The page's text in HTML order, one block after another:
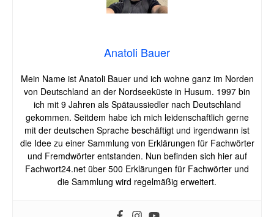
Anatoli Bauer
Mein Name ist Anatoli Bauer und ich wohne ganz im Norden
von Deutschland an der Nordseeküste in Husum. 1997 bin
ich mit 9 Jahren als Spätaussiedler nach Deutschland
gekommen. Seitdem habe ich mich leidenschaftlich gerne
mit der deutschen Sprache beschäftigt und irgendwann ist
die Idee zu einer Sammlung von Erklärungen für Fachwörter
und Fremdwörter entstanden. Nun befinden sich hier auf
Fachwort24.net über 500 Erklärungen für Fachwörter und
die Sammlung wird regelmäßig erweitert.